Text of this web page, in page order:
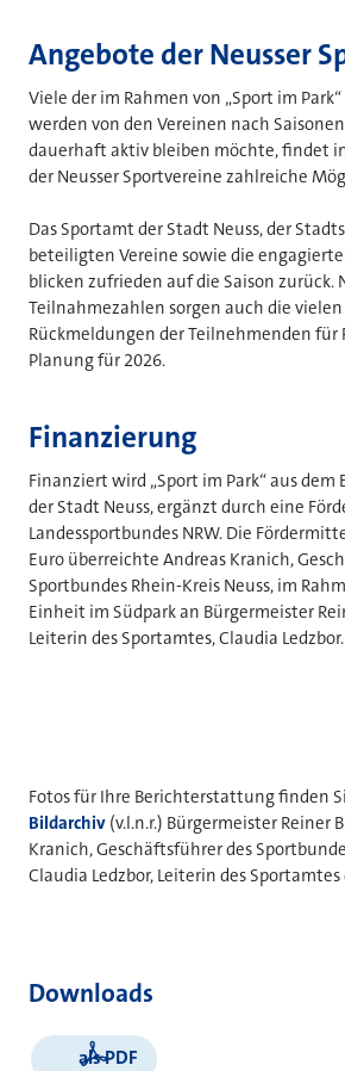
Angebote der Neusser
Viele der im Rahmen von „Sport im
werden von den Vereinen nach
dauerhaft aktiv bleiben möchte, findet
der Neusser Sportvereine zahlreiche
Das Sportamt der Stadt Neuss, der
beteiligten Vereine sowie die
blicken zufrieden auf die Saison zurück.
Teilnahmezahlen sorgen auch die
Rückmeldungen der Teilnehmenden für
Planung für 2026.
Finanzierung
Finanziert wird „Sport im Park“ aus dem
der Stadt Neuss, ergänzt durch eine
Landessportbundes NRW. Die
Euro überreichte Andreas Kranich,
Sportbundes Rhein-Kreis Neuss, im
Einheit im Südpark an Bürgermeister
Leiterin des Sportamtes, Claudia Ledzbor.
Fotos für Ihre Berichterstattung finden
Bildarchiv (v.l.n.r.) Bürgermeister Reiner
Kranich, Geschäftsführer des
Claudia Ledzbor, Leiterin des
Downloads
als PDF